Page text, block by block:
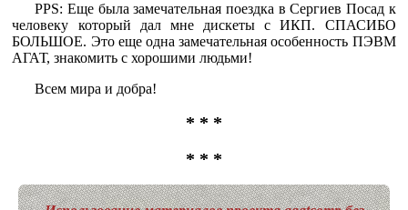
PPS: Еще была замечательная поездка в Сергиев Посад к
человеку который дал мне дискеты с ИКП. СПАСИБО
БОЛЬШОЕ. Это еще одна замечательная особенность ПЭВМ
АГАТ, знакомить с хорошими людьми!
Всем мира и добра!
* * *
* * *